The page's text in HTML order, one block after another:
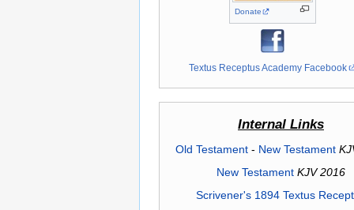
Donate
Textus Receptus Academy Facebook
Internal Links
Old Testament- New Testament
New Testament KJV 2016
Scrivener's 1894 Textus